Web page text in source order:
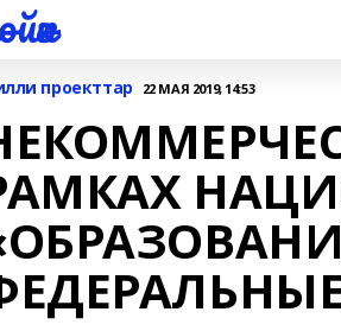
проекттар 22 МАЯ 2019, 14:53